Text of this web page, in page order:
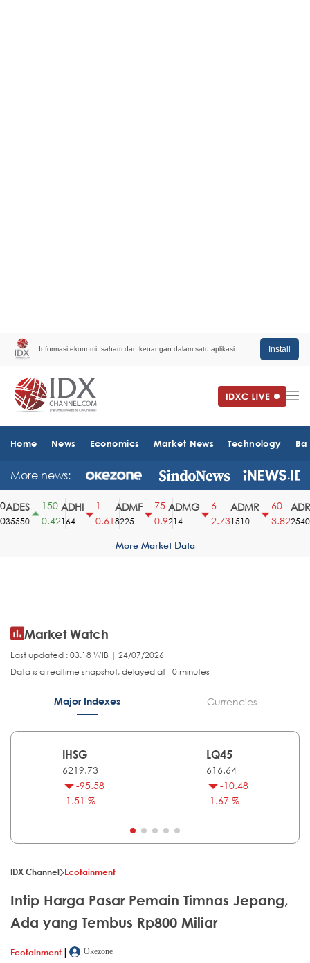
Informasi ekonomi, saham dan keuangan dalam satu aplikasi. Install
Home News Economics Market News Technology
More news:
150
0.42
ADHI
164
0.61
ADMF
8225
75
0.9
ADMG
214
2.73
ADMR
1510
60
3.82
ADRO
2540
More Market Data
Market Watch
Last updated : 03.18 WIB | 24/07/2026
Data is a realtime snapshot, delayed at 10 minutes
Major Indexes Currencies
IHSG
6219.73
-95.58
-1.51 %
LQ45
616.64
-10.48
-1.67 %
IDX Channel Ecotainment
Intip Harga Pasar Pemain Timnas Jepang,
Ada yang Tembus Rp800 Miliar
Ecotainment |
Okezone